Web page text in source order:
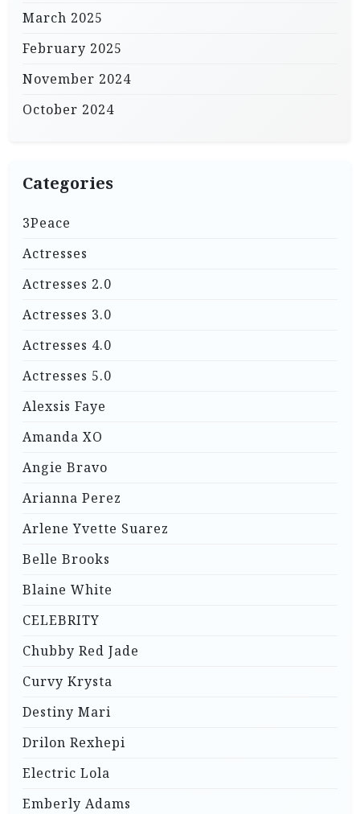
March 2025
February 2025
November 2024
October 2024
Categories
3Peace
Actresses
Actresses 2.0
Actresses 3.0
Actresses 4.0
Actresses 5.0
Alexsis Faye
Amanda XO
Angie Bravo
Arianna Perez
Arlene Yvette Suarez
Belle Brooks
Blaine White
CELEBRITY
Chubby Red Jade
Curvy Krysta
Destiny Mari
Drilon Rexhepi
Electric Lola
Emberly Adams